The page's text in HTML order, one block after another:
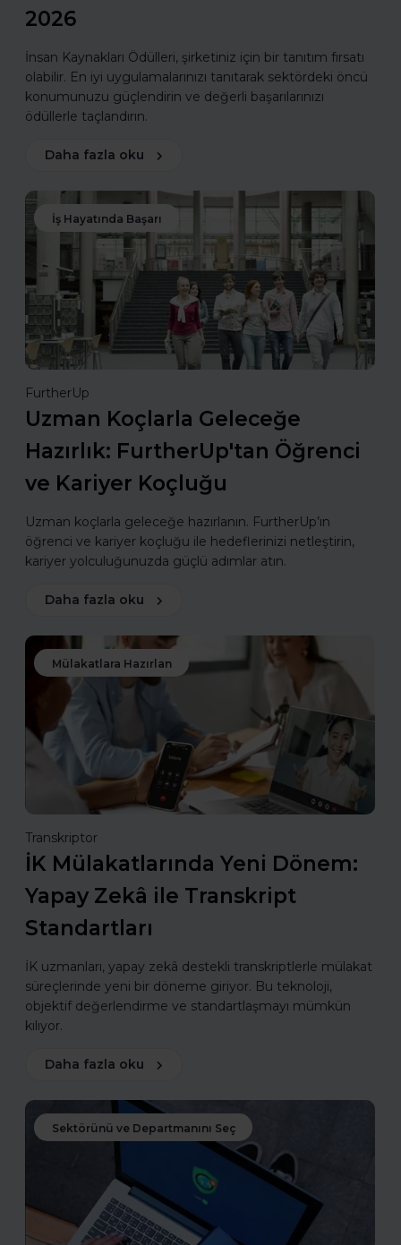
2026
İnsan Kaynakları Ödülleri, şirketiniz için bir tanıtım fırsatı
olabilir. En iyi uygulamalarınızı tanıtarak sektördeki öncü
konumunuzu güçlendirin ve değerli başarılarınızı
ödüllerle taçlandırın.
Daha fazla oku
İş Hayatında Başarı
FurtherUp
Uzman Koçlarla Geleceğe
Hazırlık: FurtherUp'tan Öğrenci
ve Kariyer Koçluğu
Uzman koçlarla geleceğe hazırlanın. FurtherUp’ın
öğrenci ve kariyer koçluğu ile hedeflerinizi netleştirin,
kariyer yolculuğunuzda güçlü adımlar atın.
Daha fazla oku
Mülakatlara Hazırlan
Transkriptor
İK Mülakatlarında Yeni Dönem:
Yapay Zekâ ile Transkript
Standartları
İK uzmanları, yapay zekâ destekli transkriptlerle mülakat
süreçlerinde yeni bir döneme giriyor. Bu teknoloji,
objektif değerlendirme ve standartlaşmayı mümkün
kılıyor.
Daha fazla oku
Sektörünü ve Departmanını Seç